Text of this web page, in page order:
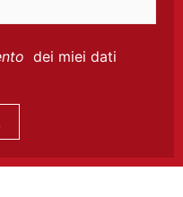
dei miei dati